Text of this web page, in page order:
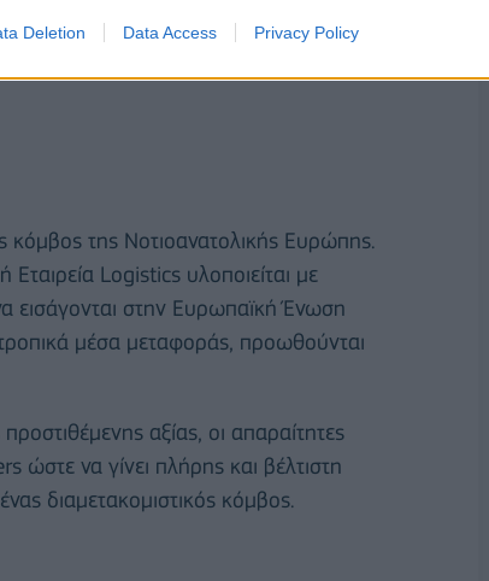
Deletion Data Access Privacy Policy
κόμβος της Νοτιοανατολικής Ευρώπης.
Logistics υλοποιείται με
εισάγονται στην Ευρωπαϊκή Ένωση
μέσα μεταφοράς, προωθούνται
αξίας, οι απαραίτητες
ώστε να γίνει πλήρης και βέλτιστη
διαμετακομιστικός κόμβος.